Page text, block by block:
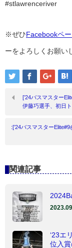
#stlawrenceriver
※ぜひFacebookペ
ーをよろしくお願い
[’24バスマスター
伊藤巧選手、初
:[’24バスマスター
関連記事
‘23エ
位入賞